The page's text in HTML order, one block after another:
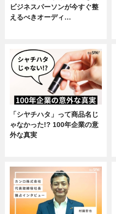
ビジネスパーソンが今すぐ整
えるべきオーディ…
「シヤチハタ」って商品名じ
ゃなかった!? 100年企業の意
外な真実